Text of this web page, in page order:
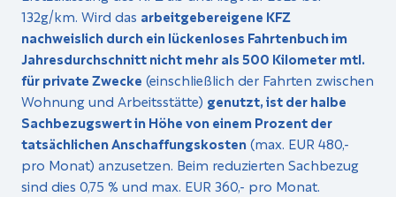
132g/km. Wird das arbeitgebereigene KFZ
nachweislich durch ein lückenloses Fahrtenbuch im
Jahresdurchschnitt nicht mehr als 500 Kilometer mtl.
für private Zwecke (einschließlich der Fahrten zwischen
Wohnung und Arbeitsstätte) genutzt, ist der halbe
Sachbezugswert in Höhe von einem Prozent der
tatsächlichen Anschaffungskosten(max. EUR 480,-
pro Monat) anzusetzen. Beim reduzierten Sachbezug
sind dies 0,75 % und max. EUR 360,- pro Monat.